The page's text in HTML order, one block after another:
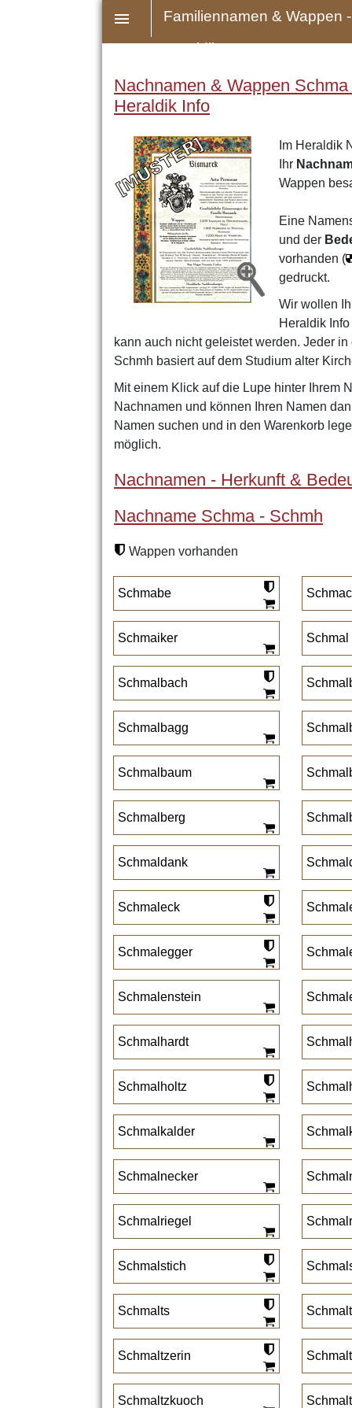
Familiennamen & Wappen -
Heraldik
Nachnamen & Wappen
Heraldik Info
Im Heraldik
Ihr
Wappen
Eine
und der
vorhanden (
gedruckt.
Wir wollen
Heraldik
kann auch nicht geleistet werden. Jeder
Schmh basiert auf dem Studium alter
Mit einem Klick auf die Lupe hinter Ihrem
Nachnamen und können Ihren Namen
Namen suchen und in den Warenkorb
möglich.
Nachnamen - Herkunft &
Nachname Schma - Schmh
Wappen vorhanden
Schmabe
Schmaiker Schmal
Schmalbach
Schmalbagg
Schmalbaum
Schmalberg
Schmaldank
Schmaleck
Schmalegger
Schmalenstein
Schmalhardt
Schmalholtz
Schmalkalder
Schmalnecker
Schmalriegel
Schmalstich
Schmalts
Schmaltzerin
Schmaltzkuoch